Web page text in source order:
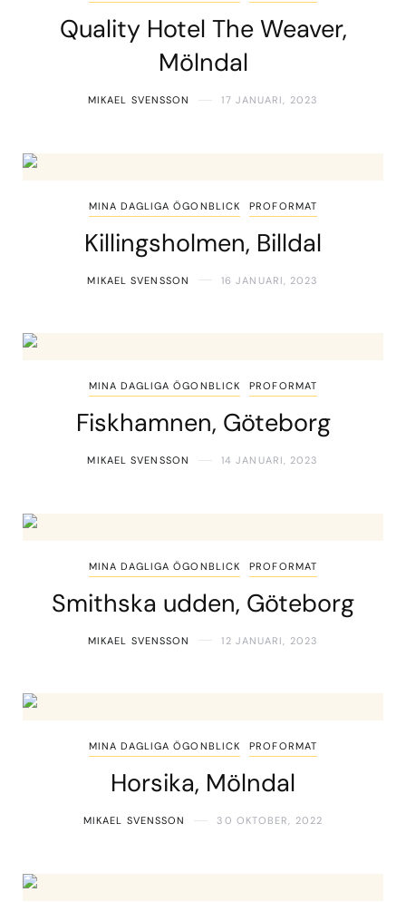
Quality Hotel The Weaver,
Mölndal
MIKAEL SVENSSON 17 JANUARI, 2023
MINA DAGLIGA ÖGONBLICK PROFORMAT
Killingsholmen, Billdal
MIKAEL SVENSSON 16 JANUARI, 2023
MINA DAGLIGA ÖGONBLICK PROFORMAT
Fiskhamnen, Göteborg
MIKAEL SVENSSON 14 JANUARI, 2023
MINA DAGLIGA ÖGONBLICK PROFORMAT
Smithska udden, Göteborg
MIKAEL SVENSSON 12 JANUARI, 2023
MINA DAGLIGA ÖGONBLICK PROFORMAT
Horsika, Mölndal
MIKAEL SVENSSON 30 OKTOBER, 2022